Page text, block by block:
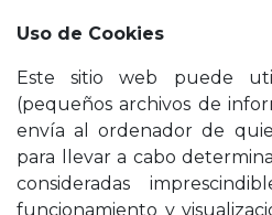
Uso de Cookies
Este sitio web puede
(pequeños archivos de
envía al ordenador de
para llevar a cabo
consideradas
funcionamiento y